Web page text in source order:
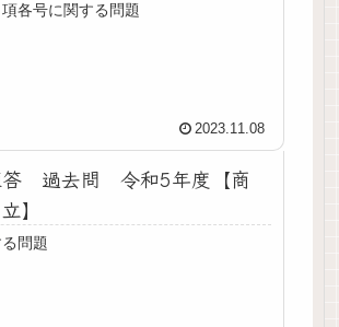
各号に関する問題
2023.11.08
過去問 令和5年度【商
】
問題